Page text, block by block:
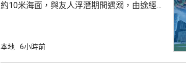
約10米海面，與友人浮潛期間遇溺，由途經船
確定。
本地 6小時前